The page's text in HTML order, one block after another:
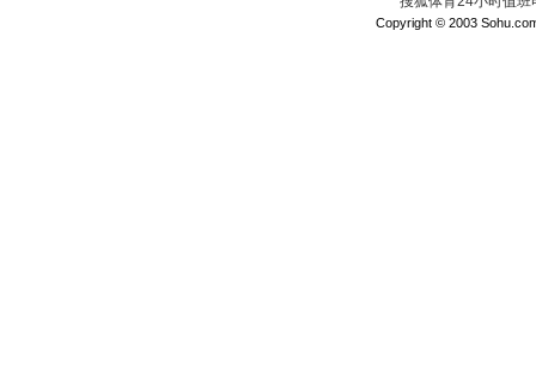
Copyright © 2003